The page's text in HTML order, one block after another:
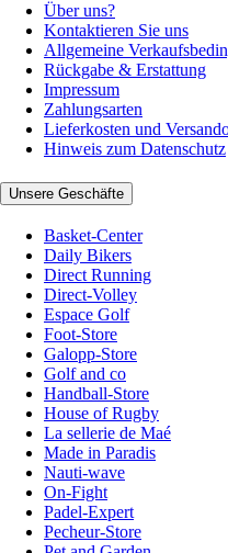
Über uns?
Kontaktieren Sie uns
Allgemeine
Rückgabe & Erstattung
Impressum
Zahlungsarten
Lieferkosten und
Hinweis zum Datenschutz
Unsere Geschäfte
Basket-Center
Daily Bikers
Direct Running
Direct-Volley
Espace Golf
Foot-Store
Galopp-Store
Golf and co
Handball-Store
House of Rugby
La sellerie de Maé
Made in Paradis
Nauti-wave
On-Fight
Padel-Expert
Pecheur-Store